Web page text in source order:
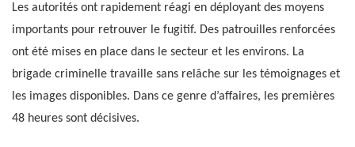
Les autorités ont rapidement réagi en déployant des moyens
importants pour retrouver le fugitif. Des patrouilles renforcées
ont été mises en place dans le secteur et les environs. La
brigade criminelle travaille sans relâche sur les témoignages et
les images disponibles. Dans ce genre d’affaires, les premières
48 heures sont décisives.